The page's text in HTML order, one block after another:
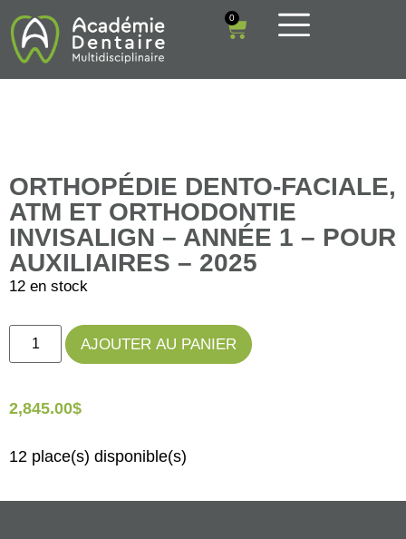
0
ORTHOPÉDIE DENTO-FACIALE,
ATM ET ORTHODONTIE
INVISALIGN – ANNÉE 1 – POUR
AUXILIAIRES – 2025
12 en stock
AJOUTER AU PANIER
2,845.00$
12 place(s) disponible(s)